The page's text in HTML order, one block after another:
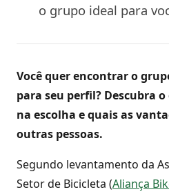
o grupo ideal para
Você quer encontrar o
para seu perfil? Descubra
na escolha e quais as
outras pessoas.
Segundo levantamento da
Setor de Bicicleta (Aliança